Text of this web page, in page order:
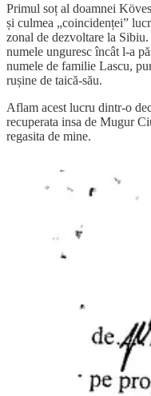
Primul soț al doamnei
și culmea „coincidenței”
zonal de dezvoltare la
numele unguresc încât l-a
numele de familie Lascu,
rușine de taică-său.
Aflam acest lucru dintr-o
recuperata insa de Mugur
regasita de mine.